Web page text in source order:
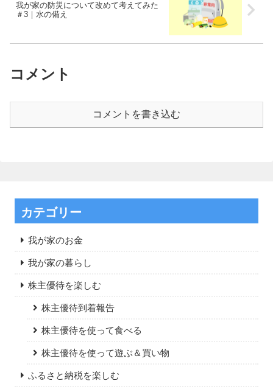
我が家の防災について改めて考えてみた
＃3｜水の備え
コメント
コメントを書き込む
カテゴリー
我が家のお金
我が家の暮らし
株主優待を楽しむ
株主優待到着報告
株主優待を使って食べる
株主優待を使って遊ぶ＆買い物
ふるさと納税を楽しむ